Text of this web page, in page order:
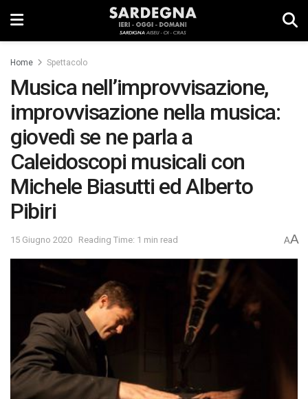
Home Spettacolo
Musica nell’improvvisazione,
improvvisazione nella musica:
giovedì se ne parla a
Caleidoscopi musicali con
Michele Biasutti ed Alberto
Pibiri
15 Giugno 2020 Reading Time: 1 min read AA